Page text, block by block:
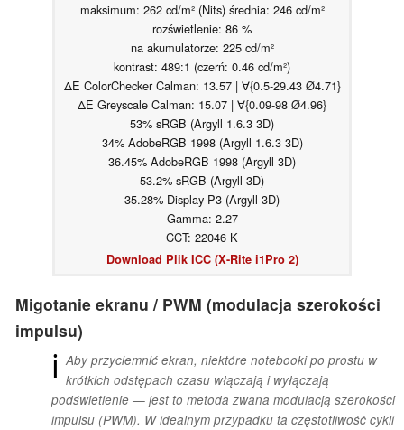
maksimum: 262 cd/m² (Nits) średnia: 246 cd/m²
rozświetlenie: 86 %
na akumulatorze: 225 cd/m²
kontrast: 489:1 (czerń: 0.46 cd/m²)
ΔE ColorChecker Calman: 13.57 | ∀{0.5-29.43 Ø4.71}
ΔE Greyscale Calman: 15.07 | ∀{0.09-98 Ø4.96}
53% sRGB (Argyll 1.6.3 3D)
34% AdobeRGB 1998 (Argyll 1.6.3 3D)
36.45% AdobeRGB 1998 (Argyll 3D)
53.2% sRGB (Argyll 3D)
35.28% Display P3 (Argyll 3D)
Gamma: 2.27
CCT: 22046 K
Download Plik ICC (X-Rite i1Pro 2)
Migotanie ekranu / PWM (modulacja szerokości
impulsu)
ℹ Aby przyciemnić ekran, niektóre notebooki po prostu w
krótkich odstępach czasu włączają i wyłączają
podświetlenie — jest to metoda zwana modulacją szerokości
impulsu (PWM). W idealnym przypadku ta częstotliwość cykli